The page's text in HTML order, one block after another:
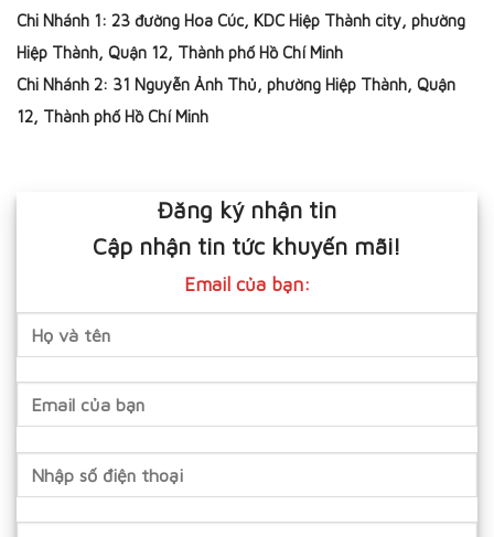
Chi Nhánh 1: 23 đường Hoa Cúc, KDC Hiệp Thành city, phường
Hiệp Thành, Quận 12, Thành phố Hồ Chí Minh
Chi Nhánh 2: 31 Nguyễn Ảnh Thủ, phường Hiệp Thành, Quận
12, Thành phố Hồ Chí Minh
Đăng ký nhận tin
Cập nhận tin tức khuyến mãi!
Email của bạn: